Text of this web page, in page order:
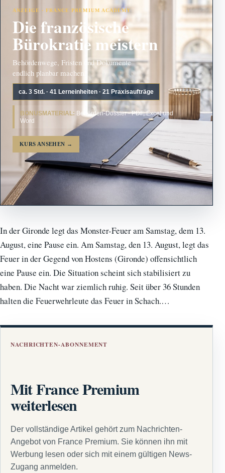
ANZEIGE · FRANCE PREMIUM ACADEMY
Die französische
Bürokratie meistern
Behördenwege, Fristen und Dokumente
endlich planbar machen.
ca. 3 Std. · 41 Lerneinheiten · 21 Praxisaufträge
BONUSMATERIAL: Behörden-Dossier · PDF, Excel und
Word
KURS ANSEHEN →
In der Gironde legt das Monster-Feuer am Samstag, dem 13.
August, eine Pause ein. Am Samstag, den 13. August, legt das
Feuer in der Gegend von Hostens (Gironde) offensichtlich
eine Pause ein. Die Situation scheint sich stabilisiert zu
haben. Die Nacht war ziemlich ruhig. Seit über 36 Stunden
halten die Feuerwehrleute das Feuer in Schach.…
NACHRICHTEN-ABONNEMENT
Mit France Premium
weiterlesen
Der vollständige Artikel gehört zum Nachrichten-
Angebot von France Premium. Sie können ihn mit
Werbung lesen oder sich mit einem gültigen News-
Zugang anmelden.